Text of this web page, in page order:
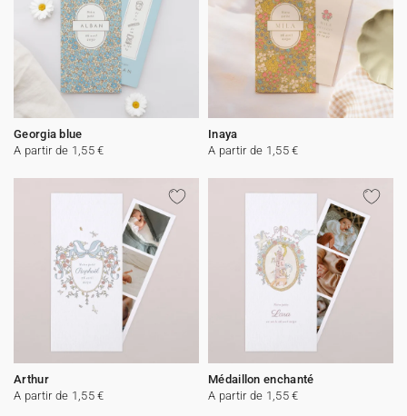
Georgia blue
A partir de 1,55 €
Inaya
A partir de 1,55 €
Arthur
A partir de 1,55 €
Médaillon enchanté
A partir de 1,55 €